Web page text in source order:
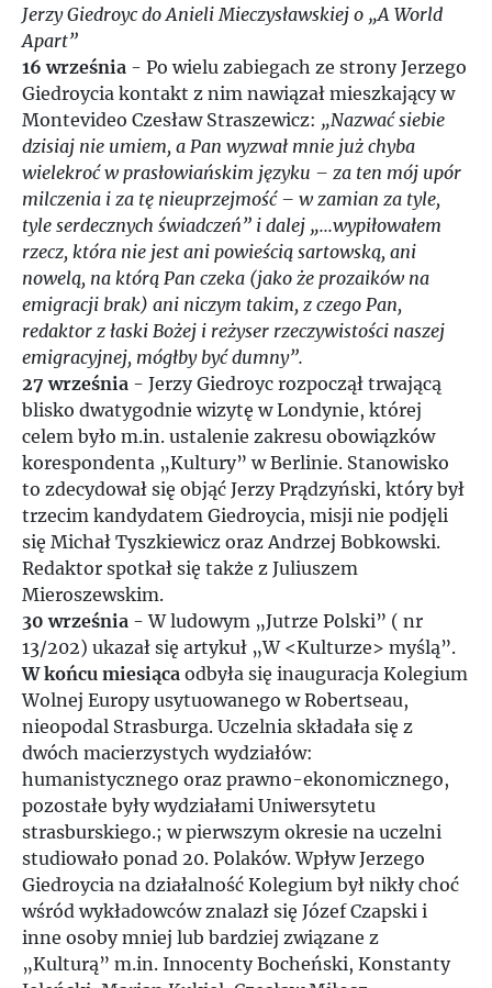
Jerzy Giedroyc do Anieli Mieczysławskiej o „A World
Apart”
16 września - Po wielu zabiegach ze strony Jerzego
Giedroycia kontakt z nim nawiązał mieszkający w
Montevideo Czesław Straszewicz: „Nazwać siebie
dzisiaj nie umiem, a Pan wyzwał mnie już chyba
wielekroć w prasłowiańskim języku – za ten mój upór
milczenia i za tę nieuprzejmość – w zamian za tyle,
tyle serdecznych świadczeń” i dalej „...wypiłowałem
rzecz, która nie jest ani powieścią sartowską, ani
nowelą, na którą Pan czeka (jako że prozaików na
emigracji brak) ani niczym takim, z czego Pan,
redaktor z łaski Bożej i reżyser rzeczywistości naszej
emigracyjnej, mógłby być dumny”.
27 września - Jerzy Giedroyc rozpoczął trwającą
blisko dwatygodnie wizytę w Londynie, której
celem było m.in. ustalenie zakresu obowiązków
korespondenta „Kultury” w Berlinie. Stanowisko
to zdecydował się objąć Jerzy Prądzyński, który był
trzecim kandydatem Giedroycia, misji nie podjęli
się Michał Tyszkiewicz oraz Andrzej Bobkowski.
Redaktor spotkał się także z Juliuszem
Mieroszewskim.
30 września - W ludowym „Jutrze Polski” ( nr
13/202) ukazał się artykuł „W <Kulturze> myślą”.
W końcu miesiąca odbyła się inauguracja Kolegium
Wolnej Europy usytuowanego w Robertseau,
nieopodal Strasburga. Uczelnia składała się z
dwóch macierzystych wydziałów:
humanistycznego oraz prawno-ekonomicznego,
pozostałe były wydziałami Uniwersytetu
strasburskiego.; w pierwszym okresie na uczelni
studiowało ponad 20. Polaków. Wpływ Jerzego
Giedroycia na działalność Kolegium był nikły choć
wśród wykładowców znalazł się Józef Czapski i
inne osoby mniej lub bardziej związane z
„Kulturą” m.in. Innocenty Bocheński, Konstanty